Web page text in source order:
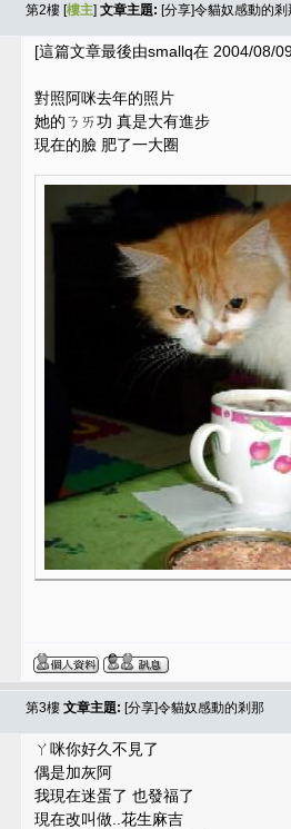
第2樓 [樓主] 文章主題: [分享]令貓奴感動的剎
[這篇文章最後由smallq在 2004/08/
對照阿咪去年的照片
她的ㄋㄞ功 真是大有進步
現在的臉 肥了一大圈
第3樓 文章主題: [分享]令貓奴感動的剎那
ㄚ咪你好久不見了
偶是加灰阿
我現在迷蛋了 也發福了
現在改叫做..花生麻吉